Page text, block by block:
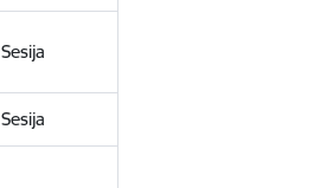
Sesija
Sesija